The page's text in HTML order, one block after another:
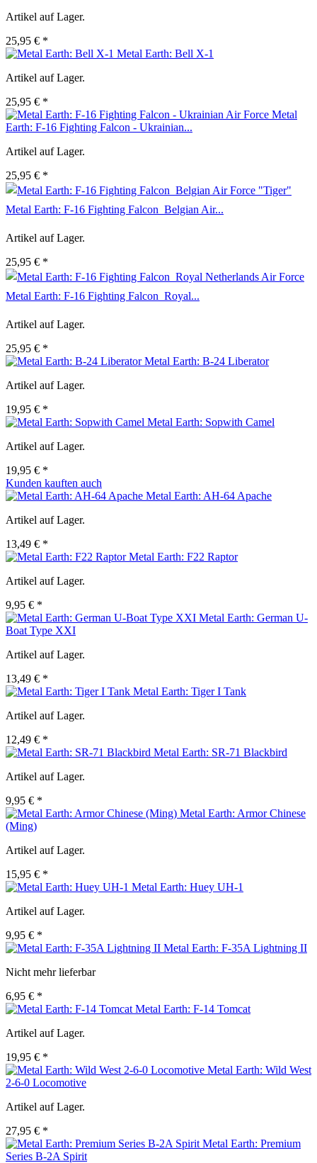
Artikel auf Lager.
25,95 € *
Metal Earth: Bell X-1
Artikel auf Lager.
25,95 € *
Metal
Earth: F-16 Fighting Falcon - Ukrainian...
Artikel auf Lager.
25,95 € *
Metal Earth: F-16 Fighting Falcon  Belgian Air...
Artikel auf Lager.
25,95 € *
Metal Earth: F-16 Fighting Falcon  Royal...
Artikel auf Lager.
25,95 € *
Metal Earth: B-24 Liberator
Artikel auf Lager.
19,95 € *
Metal Earth: Sopwith Camel
Artikel auf Lager.
19,95 € *
Kunden kauften auch
Metal Earth: AH-64 Apache
Artikel auf Lager.
13,49 € *
Metal Earth: F22 Raptor
Artikel auf Lager.
9,95 € *
Metal Earth: German U-
Boat Type XXI
Artikel auf Lager.
13,49 € *
Metal Earth: Tiger I Tank
Artikel auf Lager.
12,49 € *
Metal Earth: SR-71 Blackbird
Artikel auf Lager.
9,95 € *
Metal Earth: Armor Chinese
(Ming)
Artikel auf Lager.
15,95 € *
Metal Earth: Huey UH-1
Artikel auf Lager.
9,95 € *
Metal Earth: F-35A Lightning II
Nicht mehr lieferbar
6,95 € *
Metal Earth: F-14 Tomcat
Artikel auf Lager.
19,95 € *
Metal Earth: Wild West
2-6-0 Locomotive
Artikel auf Lager.
27,95 € *
Metal Earth: Premium
Series B-2A Spirit